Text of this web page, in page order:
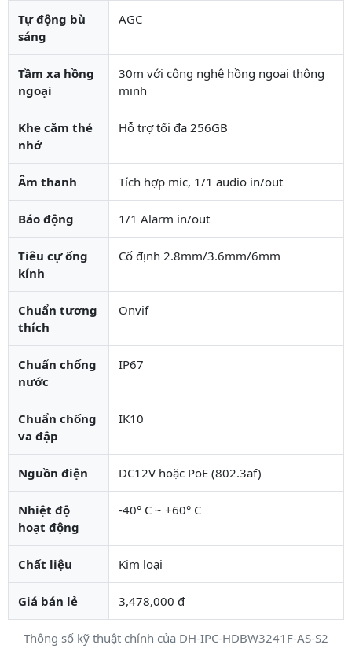
Thông số kỹ thuật chính của DH-IPC-HDBW3241F-AS-S2
Tự động bù
sáng
AGC
Tầm xa hồng
ngoại
30m với công nghệ hồng ngoại thông
minh
Khe cắm thẻ
nhớ
Hỗ trợ tối đa 256GB
Âm thanh Tích hợp mic, 1/1 audio in/out
Báo động 1/1 Alarm in/out
Tiêu cự ống
kính
Cố định 2.8mm/3.6mm/6mm
Chuẩn tương
thích
Onvif
Chuẩn chống
nước
IP67
Chuẩn chống
va đập
IK10
Nguồn điện DC12V hoặc PoE (802.3af)
Nhiệt độ
hoạt động
-40° C ~ +60° C
Chất liệu Kim loại
Giá bán lẻ 3,478,000 đ